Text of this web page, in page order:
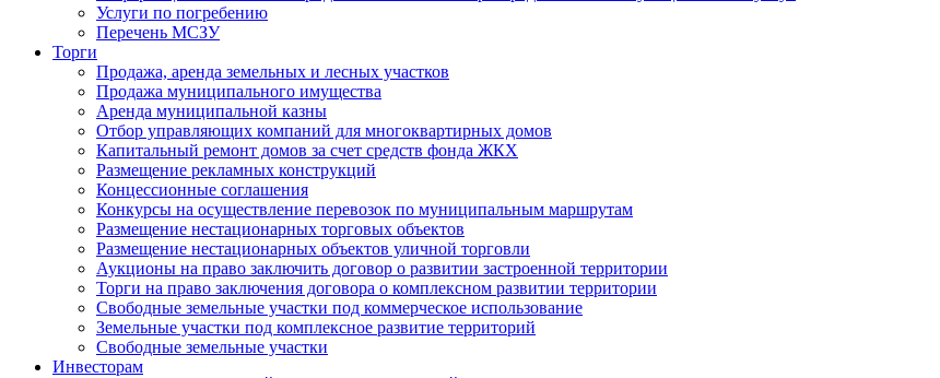
Услуги по погребению
Перечень МСЗУ
Торги
Продажа, аренда земельных и лесных участков
Продажа муниципального имущества
Аренда муниципальной казны
Отбор управляющих компаний для многоквартирных домов
Капитальный ремонт домов за счет средств фонда ЖКХ
Размещение рекламных конструкций
Концессионные соглашения
Конкурсы на осуществление перевозок по муниципальным маршрутам
Размещение нестационарных торговых объектов
Размещение нестационарных объектов уличной торговли
Аукционы на право заключить договор о развитии застроенной территории
Торги на право заключения договора о комплексном развитии территории
Свободные земельные участки под коммерческое использование
Земельные участки под комплексное развитие территорий
Свободные земельные участки
Инвесторам